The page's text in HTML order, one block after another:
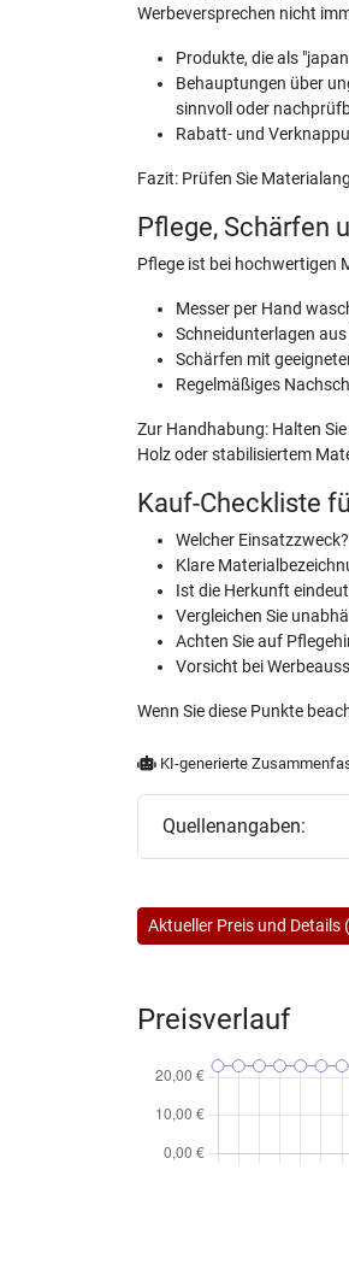
Werbeversprechen nicht
Produkte, die als
Behauptungen über
sinnvoll oder
Rabatt- und
Fazit: Prüfen Sie
Pflege, Schärfen
Pflege ist bei hochwertigen
Messer per Hand
Schneidunterlagen
Schärfen mit
Regelmäßiges
Zur Handhabung: Halten
Holz oder stabilisiertem
Kauf-Checkliste
Welcher
Klare
Ist die Herkunft
Vergleichen Sie
Achten Sie auf
Vorsicht bei
Wenn Sie diese Punkte
KI-generierte
Quellenangaben:
Aktueller Preis und Details
Preisverlauf